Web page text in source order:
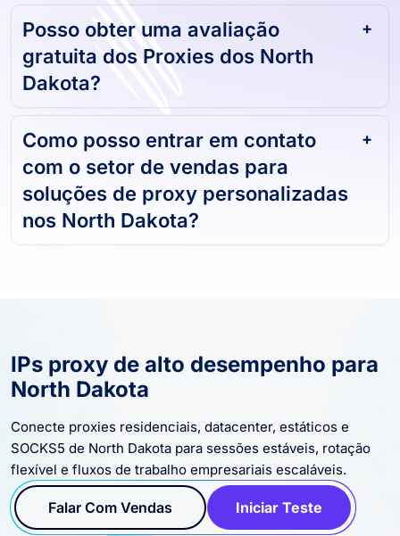
Posso obter uma avaliação
gratuita dos Proxies dos North
Dakota?
Como posso entrar em contato
com o setor de vendas para
soluções de proxy personalizadas
nos North Dakota?
IPs proxy de alto desempenho para
North Dakota
Conecte proxies residenciais, datacenter, estáticos e
SOCKS5 de North Dakota para sessões estáveis, rotação
flexível e fluxos de trabalho empresariais escaláveis.
Falar Com Vendas Iniciar Teste